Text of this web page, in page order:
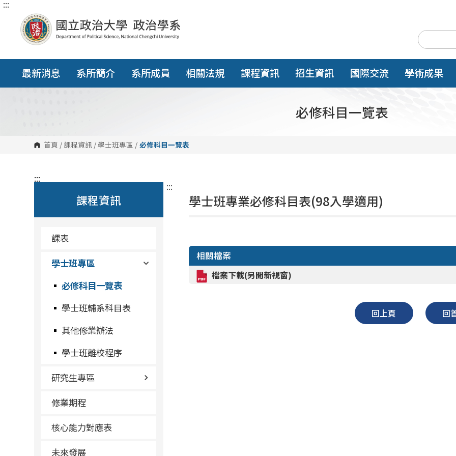
跳
塊
:::
最新消息 系所簡介 系所成員 相關法規 課程資訊 招生資訊 國際交流 學術成果
必修科目一覽表
首頁 / 課程資訊 /學士班專區 / 必修科目一覽表
:::
課程資訊
課表
學士班專區
必修科目一覽表
學士班輔系科目表
其他修業辦法
學士班離校程序
研究生專區
修業期程
核心能力對應表
未來發展
:::
學士班專業必修科目表(98入學適用)
相關檔案
檔案下載(另開新視窗)
回上頁 回